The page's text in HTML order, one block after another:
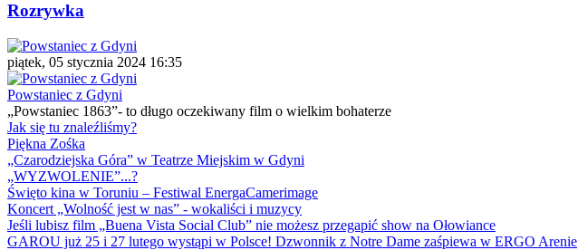
Rozrywka
piątek, 05 stycznia 2024 16:35
Powstaniec z Gdyni
„Powstaniec 1863”- to długo oczekiwany film o wielkim bohaterze
Jak się tu znaleźliśmy?
Piękna Zośka
„Czarodziejska Góra” w Teatrze Miejskim w Gdyni
„WYZWOLENIE”...?
Święto kina w Toruniu – Festiwal EnergaCamerimage
Koncert „Wolność jest w nas” - wokaliści i muzycy
Jeśli lubisz film „Buena Vista Social Club” nie możesz przegapić show na Ołowiance
GAROU już 25 i 27 lutego wystąpi w Polsce! Dzwonnik z Notre Dame zaśpiewa w ERGO Arenie